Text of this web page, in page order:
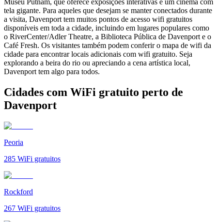
tela gigante. Para aqueles que desejam se manter conectados durante
a visita, Davenport tem muitos pontos de acesso wifi gratuitos
disponíveis em toda a cidade, incluindo em lugares populares como
o RiverCenter/Adler Theatre, a Biblioteca Pública de Davenport e o
Café Fresh. Os visitantes também podem conferir o mapa de wifi da
cidade para encontrar locais adicionais com wifi gratuito. Seja
explorando a beira do rio ou apreciando a cena artística local,
Davenport tem algo para todos.
Cidades com WiFi gratuito perto de
Davenport
Peoria
285 WiFi gratuitos
Rockford
267 WiFi gratuitos